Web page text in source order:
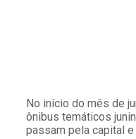
No início do mês de
ônibus temáticos
passam pela capital